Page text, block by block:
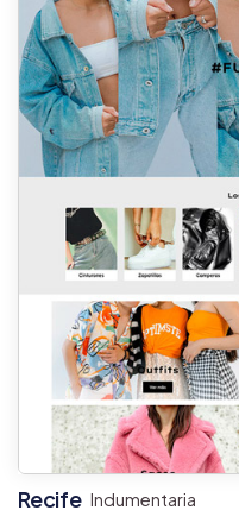
Recife Indumentaria